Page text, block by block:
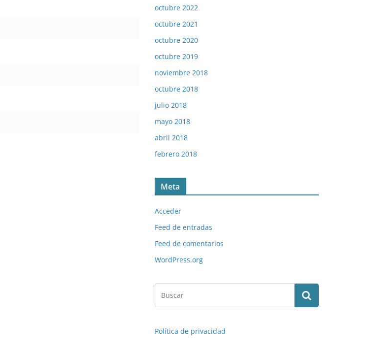
octubre 2022
octubre 2021
octubre 2020
octubre 2019
noviembre 2018
octubre 2018
julio 2018
mayo 2018
abril 2018
febrero 2018
Meta
Acceder
Feed de entradas
Feed de comentarios
WordPress.org
Política de privacidad